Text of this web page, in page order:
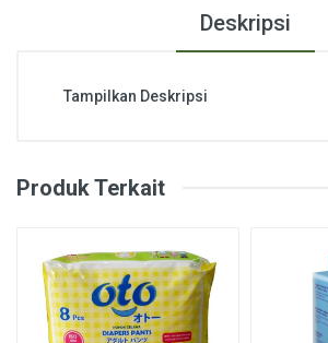
Deskripsi
Tampilkan Deskripsi
Produk Terkait